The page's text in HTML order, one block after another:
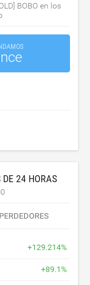
BOBO en los
DE 24 HORAS
PERDEDORES
+129.214%
+89.1%